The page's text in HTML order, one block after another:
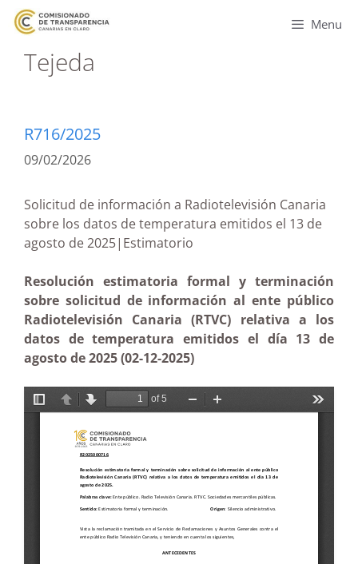
Menu
Tejeda
R716/2025
09/02/2026
Solicitud de información a Radiotelevisión Canaria
sobre los datos de temperatura emitidos el 13 de
agosto de 2025|Estimatorio
Resolución estimatoria formal y terminación
sobre solicitud de información al ente público
Radiotelevisión Canaria (RTVC) relativa a los
datos de temperatura emitidos el día 13 de
agosto de 2025 (02-12-2025)